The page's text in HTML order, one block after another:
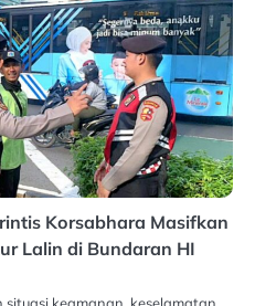
Korsabhara Masifkan
Lalin di Bundaran HI